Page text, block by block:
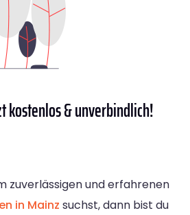
kostenlos & unverbindlich!
zuverlässigen und erfahrenen
in Mainz suchst, dann bist du